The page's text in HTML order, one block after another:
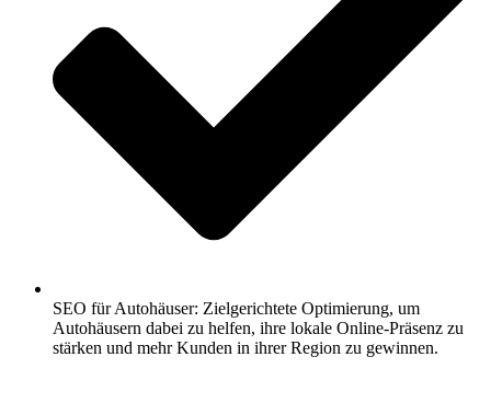
SEO für Autohäuser: Zielgerichtete Optimierung, um
Autohäusern dabei zu helfen, ihre lokale Online-Präsenz zu
stärken und mehr Kunden in ihrer Region zu gewinnen.